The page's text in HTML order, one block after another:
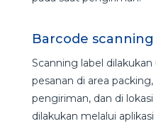
Barcode
Scanning label
pesanan di area
pengiriman, dan di
dilakukan melalui